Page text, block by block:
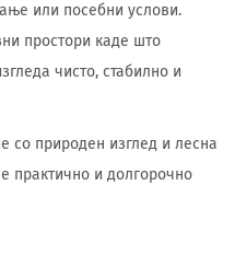
или посебни услови.
простори каде што
чисто, стабилно и
со природен изглед и лесна
практично и долгорочно